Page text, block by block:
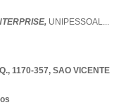
UNIPESSOAL...
1170-357, SAO VICENTE